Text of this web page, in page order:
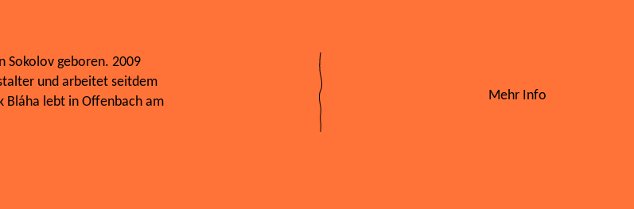
Sokolov geboren. 2009
und arbeitet seitdem
Bláha lebt in Offenbach am
Mehr Info